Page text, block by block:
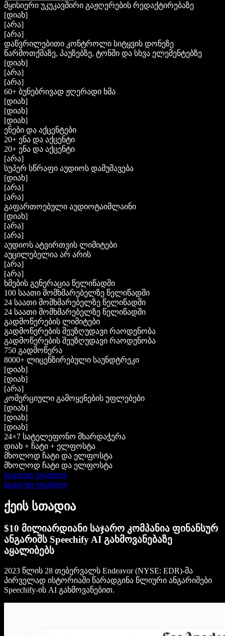
მყისიერი უკუკავშირი გაჟღერების რედაქტირებაზე
[დიახ]
[არა]
[არა]
დაწვრილებითი კონტროლი სიტყვის დონეზე
წარმოთქმაზე, პაუზებზე, ტონში და სხვა ელემენტებზე
[დიახ]
[არა]
[არა]
60+ ბუნებრივად ჟღერადი ხმა
[დიახ]
[დიახ]
[დიახ]
ენები და აქცენტები
20+ ენა და აქცენტი
20+ ენა და აქცენტი
[არა]
სუპერ სწრაფი აუდიოს დამუშავება
[დიახ]
[არა]
[არა]
გაფართოებული აუდიოტაიმლაინი
[დიახ]
[არა]
[არა]
აუდიოს ატვირთვის ლიმიტები
აუცილებელია არ არის
[არა]
[არა]
ხმების გენერაცია წელიწადში
100 საათი მომხმარებელზე წელიწადში
24 საათი მომხმარებელზე წელიწადში
24 საათი მომხმარებელზე წელიწადში
გადმოწერების ლიმიტები
გადმოწერების შეუზღუდავი რაოდენობა
გადმოწერების შეუზღუდავი რაოდენობა
750 გადმოწერა
8000+ ლიცენზირებული საუნდტრეკი
[დიახ]
[დიახ]
[არა]
კომერციული გამოყენების უფლებები
[დიახ]
[დიახ]
[დიახ]
24×7 სატელეფონო მხარდაჭერა
დიახ + ჩატი + ელფოსტა
მხოლოდ ჩატი და ელფოსტა
მხოლოდ ჩატი და ელფოსტა
სცადეთ უფასოდ
სცადეთ უფასოდ
ქეის სთადია
$10 მილიარდიანი საჯარო კომპანია ფინანსურ
ანგარიშს Speechify AI გახმოვანებაზე
აყალიბებს
2023 წლის 28 თებერვალს Endeavor (NYSE: EDR)-მა
პირველად ისტორიაში წარადგინა წლიური ანგარიშები
Speechify-ის AI გახმოვანებით.